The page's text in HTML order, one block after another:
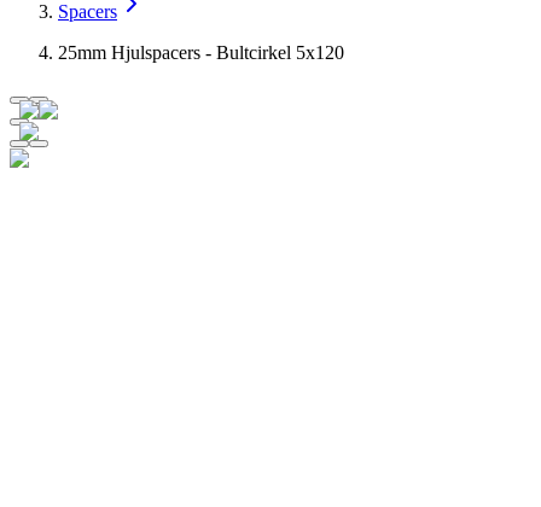
Spacers
25mm Hjulspacers - Bultcirkel 5x120